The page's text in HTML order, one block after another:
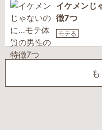
イケメンじ
徴7つ
モテる